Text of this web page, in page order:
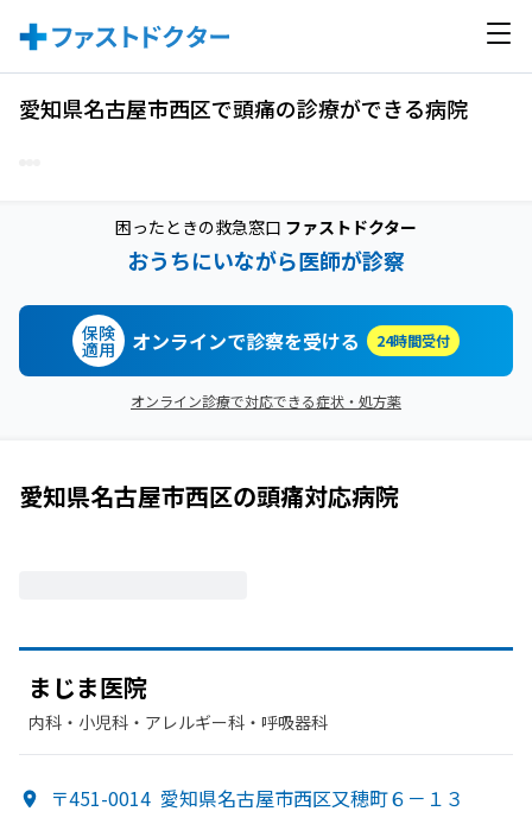
愛知県名古屋市西区で頭痛の診療ができる病院
困ったときの救急窓口 ファストドクター
おうちにいながら医師が診察
保険
適用 オンラインで診察を受ける 24時間受付
オンライン診療で対応できる症状・処方薬
愛知県名古屋市西区の頭痛対応病院
まじま医院
内科・​小児科・​アレルギー科・​呼吸器科
〒451-0014 愛知県名古屋市西区又穂町６－１３